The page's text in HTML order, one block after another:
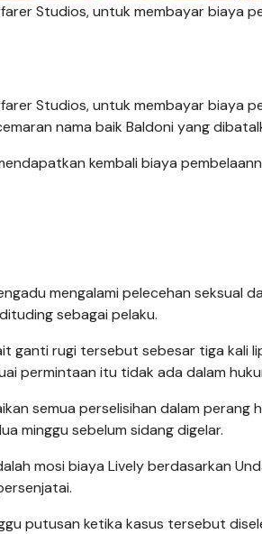
Studios, untuk membayar biaya
Studios, untuk membayar biaya
nama baik Baldoni yang
kembali biaya
mengalami pelecehan seksual
sebagai pelaku.
ganti rugi tersebut sebesar tiga kali
permintaan itu tidak ada dalam
semua perselisihan dalam perang
minggu sebelum sidang digelar.
mosi biaya Lively berdasarkan
putusan ketika kasus tersebut